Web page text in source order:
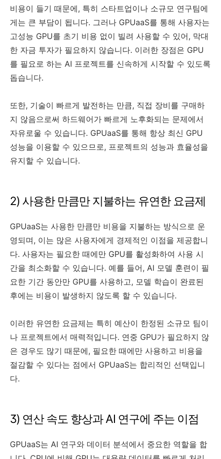
비용이 들기 때문에, 특히 스타트업이나 소규모 연구팀에
게는 큰 부담이 됩니다. 그러나 GPUaaS를 통해 사용자는
고성능 GPU를 초기 비용 없이 빌려 사용할 수 있어, 막대
한 자금 투자가 필요하지 않습니다. 이러한 장점은 GPU
를 필요로 하는 AI 프로젝트를 신속하게 시작할 수 있도록
돕습니다.
또한, 기술이 빠르게 발전하는 만큼, 직접 장비를 구매하
지 않음으로써 하드웨어가 빠르게 노후화되는 문제에서
자유로울 수 있습니다. GPUaaS를 통해 항상 최신 GPU
성능을 이용할 수 있으므로, 프로젝트의 성능과 효율성을
유지할 수 있습니다.
2) 사용한 만큼만 지불하는 유연한 요금제
GPUaaS는 사용한 만큼만 비용을 지불하는 방식으로 운
영되며, 이는 많은 사용자에게 경제적인 이점을 제공합니
다. 사용자는 필요한 때에만 GPU를 활성화하여 사용 시
간을 최소화할 수 있습니다. 예를 들어, AI 모델 훈련이 필
요한 기간 동안만 GPU를 사용하고, 모델 학습이 완료된
후에는 비용이 발생하지 않도록 할 수 있습니다.
이러한 유연한 요금제는 특히 예산이 한정된 소규모 팀이
나 프로젝트에서 매력적입니다. 연중 GPU가 필요하지 않
은 경우도 많기 때문에, 필요한 때에만 사용하고 비용을
절감할 수 있다는 점에서 GPUaaS는 합리적인 선택입니
다.
3) 연산 속도 향상과 AI 연구에 주는 이점
GPUaaS는 AI 연구와 데이터 분석에서 중요한 역할을 합